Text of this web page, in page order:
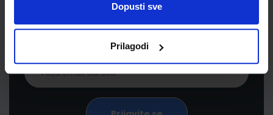
Dopusti sve
Prilagodi
Prijavite se kako bi primali informacije o novim
proizvodima i uslugama, akcijama i drugim